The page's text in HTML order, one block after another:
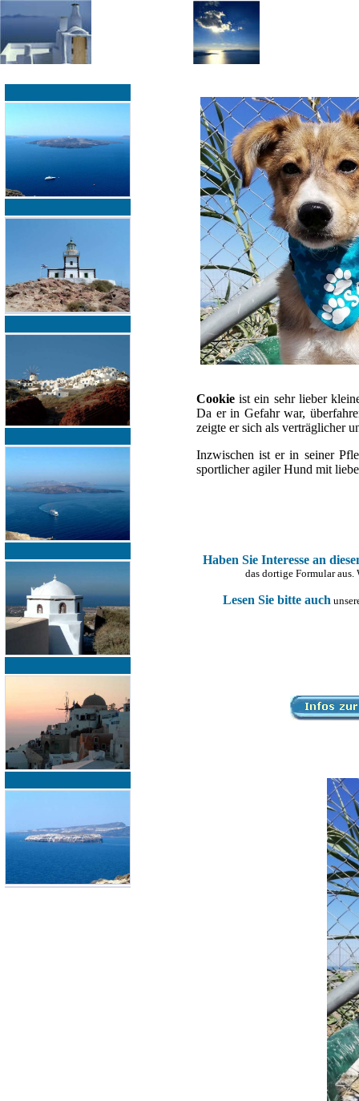
Cookieist ein sehr lieber
Da er in Gefahr war,
zeigte er sich als verträglicher
Inzwischen ist er in seiner
sportlicher agiler Hund mit
Haben Sie Interesse an
das dortige Formular
Lesen Sie bitte auch